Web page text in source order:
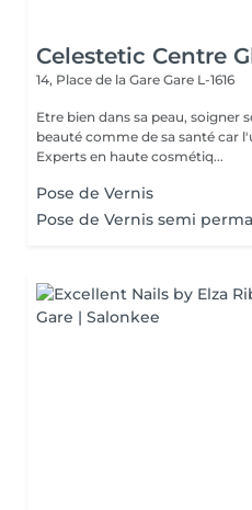
Celestetic Centre
14, Place de la Gare Gare L-1616
Etre bien dans sa peau, soigner
beauté comme de sa santé car
Experts en haute cosmétiq...
Pose de Vernis
Pose de Vernis semi